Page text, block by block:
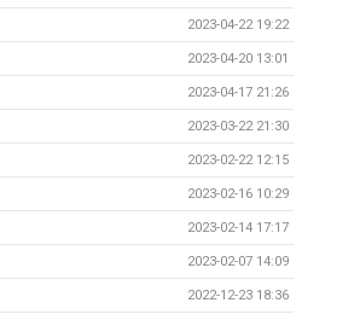
2023-04-22 19:22
2023-04-20 13:01
2023-04-17 21:26
2023-03-22 21:30
2023-02-22 12:15
2023-02-16 10:29
2023-02-14 17:17
2023-02-07 14:09
2022-12-23 18:36